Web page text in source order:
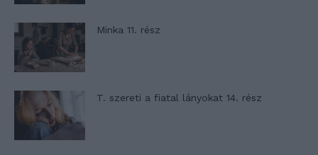
Minka 11. rész
T. szereti a fiatal lányokat 14. rész